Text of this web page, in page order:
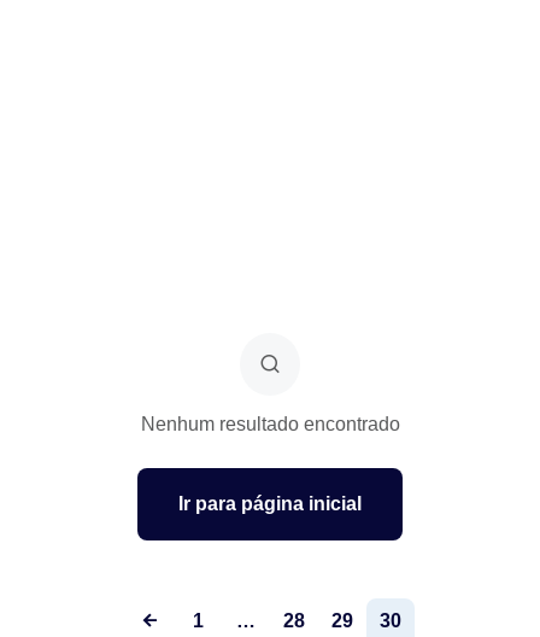
Nenhum resultado encontrado
Ir para página inicial
1 … 28 29 30